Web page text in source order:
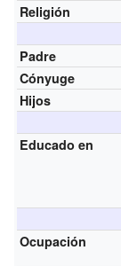
Religión
Padre
Cónyuge
Hijos
Educado en
Ocupación